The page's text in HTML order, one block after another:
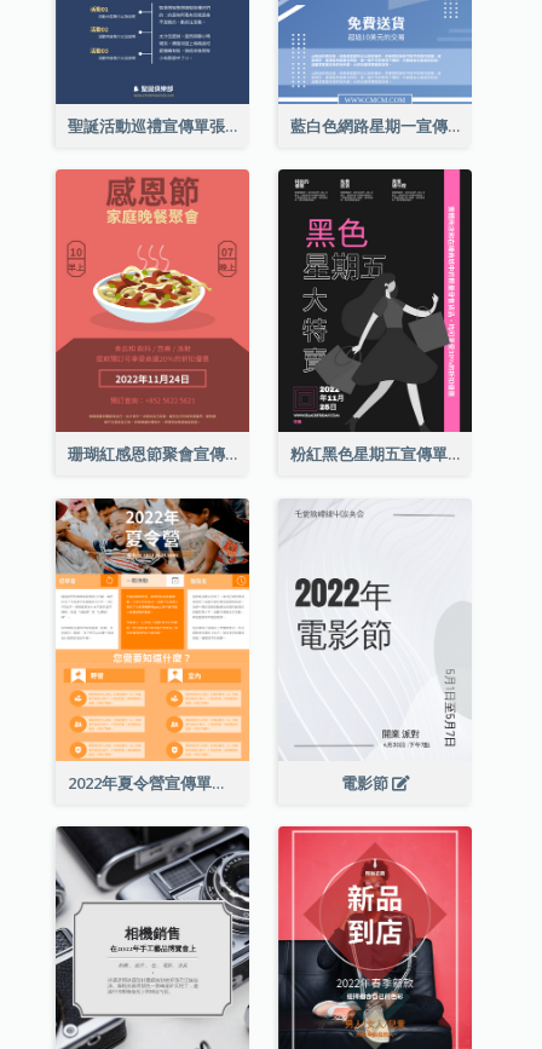
聖誕活動巡禮宣傳單張(附介紹) 藍白色網路星期一宣傳單張
珊瑚紅感恩節聚會宣傳單張 粉紅黑色星期五宣傳單張
2022年夏令營宣傳單張 電影節